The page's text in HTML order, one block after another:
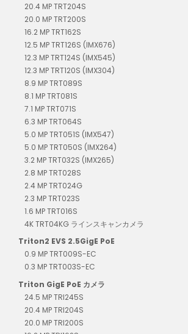
20.4 MP TRT204S
20.0 MP TRT200S
16.2 MP TRT162S
12.5 MP TRT126S (IMX676)
12.3 MP TRT124S (IMX545)
12.3 MP TRT120S (IMX304)
8.9 MP TRT089S
8.1 MP TRT081S
7.1 MP TRT071S
6.3 MP TRT064S
5.0 MP TRT051S (IMX547)
5.0 MP TRT050S (IMX264)
3.2 MP TRT032S (IMX265)
2.8 MP TRT028S
2.4 MP TRT024G
2.3 MP TRT023S
1.6 MP TRT016S
4K TRT04KG ラインスキャンカメラ
Triton2 EVS 2.5GigE PoE
0.9 MP TRT009S-EC
0.3 MP TRT003S-EC
Triton GigE PoE カメラ
24.5 MP TRI245S
20.4 MP TRI204S
20.0 MP TRI200S